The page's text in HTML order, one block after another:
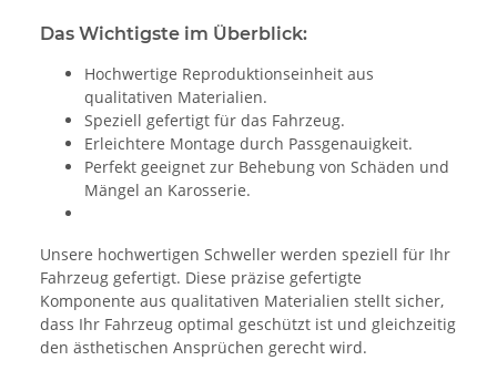
Das Wichtigste im Überblick:
Hochwertige Reproduktionseinheit aus
qualitativen Materialien.
Speziell gefertigt für das Fahrzeug.
Erleichtere Montage durch Passgenauigkeit.
Perfekt geeignet zur Behebung von Schäden und
Mängel an Karosserie.
Unsere hochwertigen Schweller werden speziell für Ihr
Fahrzeug gefertigt. Diese präzise gefertigte
Komponente aus qualitativen Materialien stellt sicher,
dass Ihr Fahrzeug optimal geschützt ist und gleichzeitig
den ästhetischen Ansprüchen gerecht wird.